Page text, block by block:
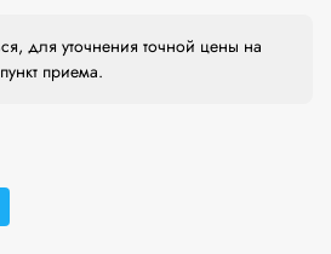
для уточнения точной цены на
приема.